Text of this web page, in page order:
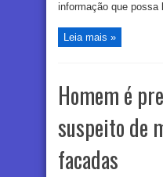
informação que possa
Leia mais »
Homem é
suspeito de
facadas